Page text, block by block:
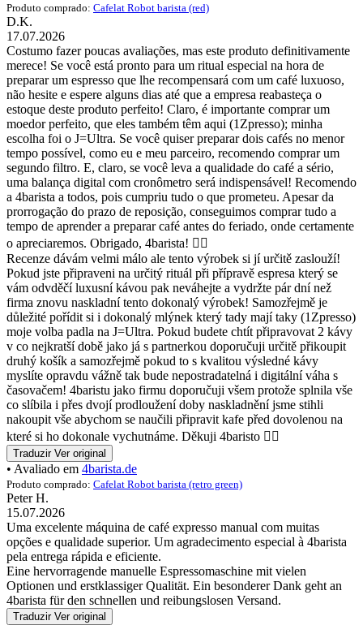
Produto comprado: Cafelat Robot barista (red)
D.K.
17.07.2026
Costumo fazer poucas avaliações, mas este produto definitivamente
merece! Se você está pronto para um ritual especial na hora de
preparar um espresso que lhe recompensará com um café luxuoso,
não hesite e espere alguns dias até que a empresa reabasteça o
estoque deste produto perfeito! Claro, é importante comprar um
moedor perfeito, que eles também têm aqui (1Zpresso); minha
escolha foi o J=Ultra. Se você quiser preparar dois cafés no menor
tempo possível, como eu e meu parceiro, recomendo comprar um
segundo filtro. E, claro, se você leva a qualidade do café a sério,
uma balança digital com cronômetro será indispensável! Recomendo
a 4barista a todos, pois cumpriu tudo o que prometeu. Apesar da
prorrogação do prazo de reposição, conseguimos comprar tudo a
tempo de aprender a preparar café antes do feriado, onde certamente
o apreciaremos. Obrigado, 4barista! 👍🏼
Recenze dávám velmi málo ale tento výrobek si jí určitě zaslouží!
Pokud jste připraveni na určitý rituál při přípravě espresa který se
vám odvděčí luxusní kávou pak neváhejte a vydržte pár dní než
firma znovu naskladní tento dokonalý výrobek! Samozřejmě je
důležité pořídit si i dokonalý mlýnek který tady mají taky (1Zpresso)
moje volba padla na J=Ultra. Pokud budete chtít připravovat 2 kávy
v co nejkratší době jako já s partnerkou doporučuji určitě přikoupit
druhý košík a samozřejmě pokud to s kvalitou výsledné kávy
myslíte opravdu vážně tak bude nepostradatelná i digitální váha s
časovačem! 4baristu jako firmu doporučuji všem protože splnila vše
co slíbila i přes dvojí prodloužení doby naskladnění jsme stihli
nakoupit vše abychom se naučili připravit kafe před dovolenou na
které si ho dokonale vychutnáme. Děkuji 4baristo 👍🏼
Traduzir Ver original
• Avaliado em 4barista.de
Produto comprado: Cafelat Robot barista (retro green)
Peter H.
15.07.2026
Uma excelente máquina de café expresso manual com muitas
opções e qualidade superior. Um agradecimento especial à 4barista
pela entrega rápida e eficiente.
Eine hervorragende manuelle Espressomaschine mit vielen
Optionen und erstklassiger Qualität. Ein besonderer Dank geht an
4barista für den schnellen und reibungslosen Versand.
Traduzir Ver original